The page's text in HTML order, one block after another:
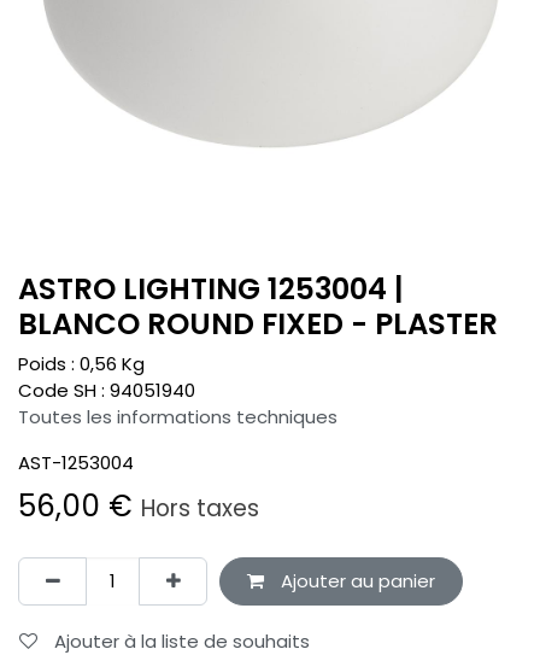
ASTRO LIGHTING 1253004 |
BLANCO ROUND FIXED - PLASTER
Poids : 0,56 Kg
Code SH : 94051940
Toutes les informations techniques
AST-1253004
56,00 € Hors taxes
Ajouter au panier
Ajouter à la liste de souhaits